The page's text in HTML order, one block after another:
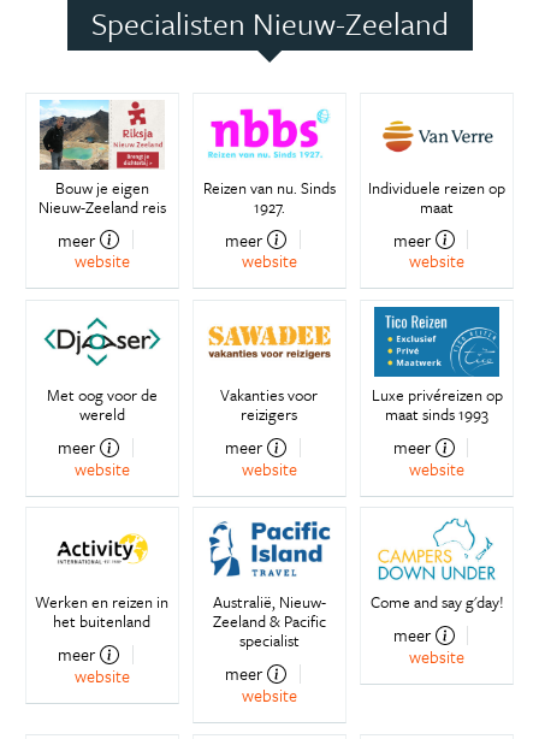
Specialisten Nieuw-Zeeland
Bouw je eigen
Nieuw-Zeeland reis
meer
website
Reizen van nu. Sinds
1927.
meer
website
Individuele reizen op
maat
meer
website
Met oog voor de
wereld
meer
website
Vakanties voor
reizigers
meer
website
Luxe privéreizen op
maat sinds 1993
meer
website
Werken en reizen in
het buitenland
meer
website
Australië, Nieuw-
Zeeland & Pacific
specialist
meer
website
Come and say g'day!
meer
website